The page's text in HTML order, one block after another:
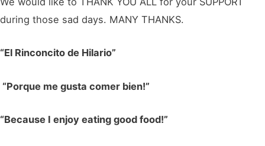
during those sad days. MANY THANKS.
“El Rinconcito de Hilario”
“Porque me gusta comer bien!”
“Because I enjoy eating good food!”